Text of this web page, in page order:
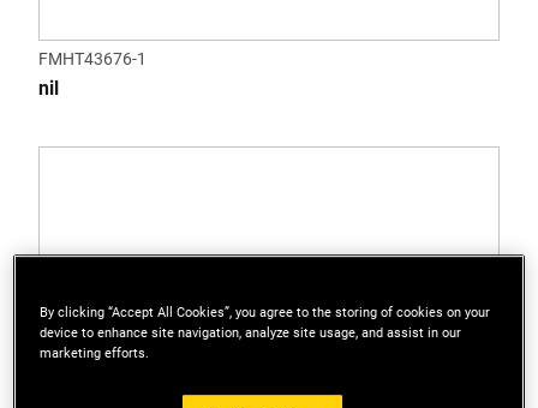
FMHT43676-1
nil
By clicking “Accept All Cookies”, you agree to the storing of cookies on your
device to enhance site navigation, analyze site usage, and assist in our
marketing efforts.